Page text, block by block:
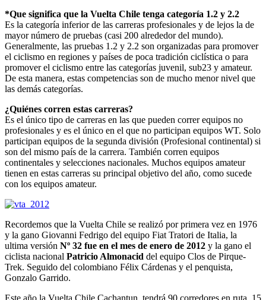
*Que significa que la Vuelta Chile tenga categoría 1.2 y 2.2
Es la categoría inferior de las carreras profesionales y de lejos la de
mayor número de pruebas (casi 200 alrededor del mundo).
Generalmente, las pruebas 1.2 y 2.2 son organizadas para promover
el ciclismo en regiones y países de poca tradición ciclística o para
promover el ciclismo entre las categorías juvenil, sub23 y amateur.
De esta manera, estas competencias son de mucho menor nivel que
las demás categorías.
¿Quiénes corren estas carreras?
Es el único tipo de carreras en las que pueden correr equipos no
profesionales y es el único en el que no participan equipos WT. Solo
participan equipos de la segunda división (Profesional continental) si
son del mismo país de la carrera. También corren equipos
continentales y selecciones nacionales. Muchos equipos amateur
tienen en estas carreras su principal objetivo del año, como sucede
con los equipos amateur.
Recordemos que la Vuelta Chile se realizó por primera vez en 1976
y la gano Giovanni Fedrigo del equipo Fiat Tratori de Italia, la
ultima versión Nº 32 fue en el mes de enero de 2012 y la gano el
ciclista nacional Patricio Almonacid del equipo Clos de Pirque-
Trek. Seguido del colombiano Félix Cárdenas y el penquista,
Gonzalo Garrido.